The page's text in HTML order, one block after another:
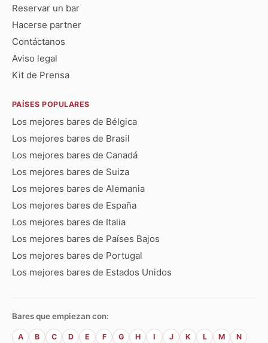
Reservar un bar
Hacerse partner
Contáctanos
Aviso legal
Kit de Prensa
PAÍSES POPULARES
Los mejores bares de Bélgica
Los mejores bares de Brasil
Los mejores bares de Canadá
Los mejores bares de Suiza
Los mejores bares de Alemania
Los mejores bares de España
Los mejores bares de Italia
Los mejores bares de Países Bajos
Los mejores bares de Portugal
Los mejores bares de Estados Unidos
Bares que empiezan con:
A B C D E F G H I J K L M N